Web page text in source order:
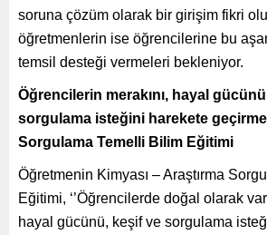
soruna çözüm olarak bir girişim fikri
öğretmenlerin ise öğrencilerine bu
temsil desteği vermeleri bekleniyor.
Öğrencilerin merakını, hayal
sorgulama isteğini harekete
Sorgulama Temelli Bilim Eğitimi
Öğretmenin Kimyası – Araştırma
Eğitimi, ‘’Öğrencilerde doğal olarak
hayal gücünü, keşif ve sorgulama